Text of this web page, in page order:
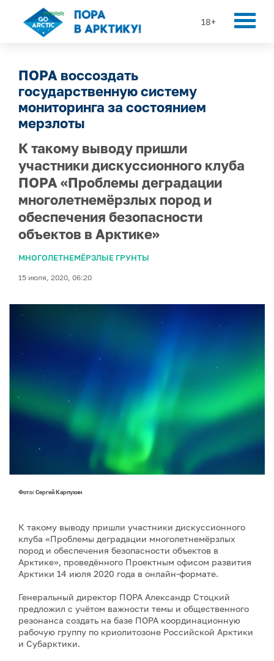
18+
ПОРА воссоздать
государственную систему
мониторинга за состоянием
мерзлоты
К такому выводу пришли
участники дискуссионного клуба
ПОРА «Проблемы деградации
многолетнемёрзлых пород и
обеспечения безопасности
объектов в Арктике»
МНОГОЛЕТНЕМЁРЗЛЫЕ ГРУНТЫ
15 июля, 2020, 06:20
Фото: Сергей Карпухин
К такому выводу пришли участники дискуссионного
клуба «Проблемы деградации многолетнемёрзлых
пород и обеспечения безопасности объектов в
Арктике», проведённого Проектным офисом развития
Арктики 14 июля 2020 года в онлайн-формате.
Генеральный директор ПОРА Александр Стоцкий
предложил с учётом важности темы и общественного
резонанса создать на базе ПОРА координационную
рабочую группу по криолитозоне Российской Арктики
и Субарктики.